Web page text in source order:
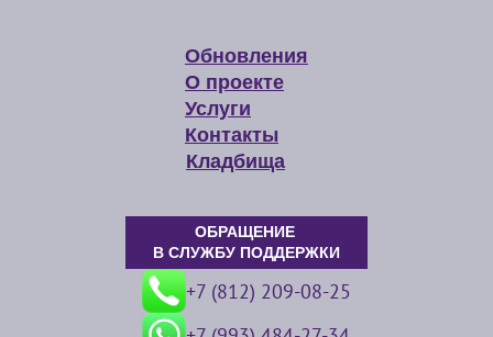
Обновления
О проекте
Услуги
Контакты
Кладбища
ОБРАЩЕНИЕ
В СЛУЖБУ ПОДДЕРЖКИ
+7 (812) 209-08-25